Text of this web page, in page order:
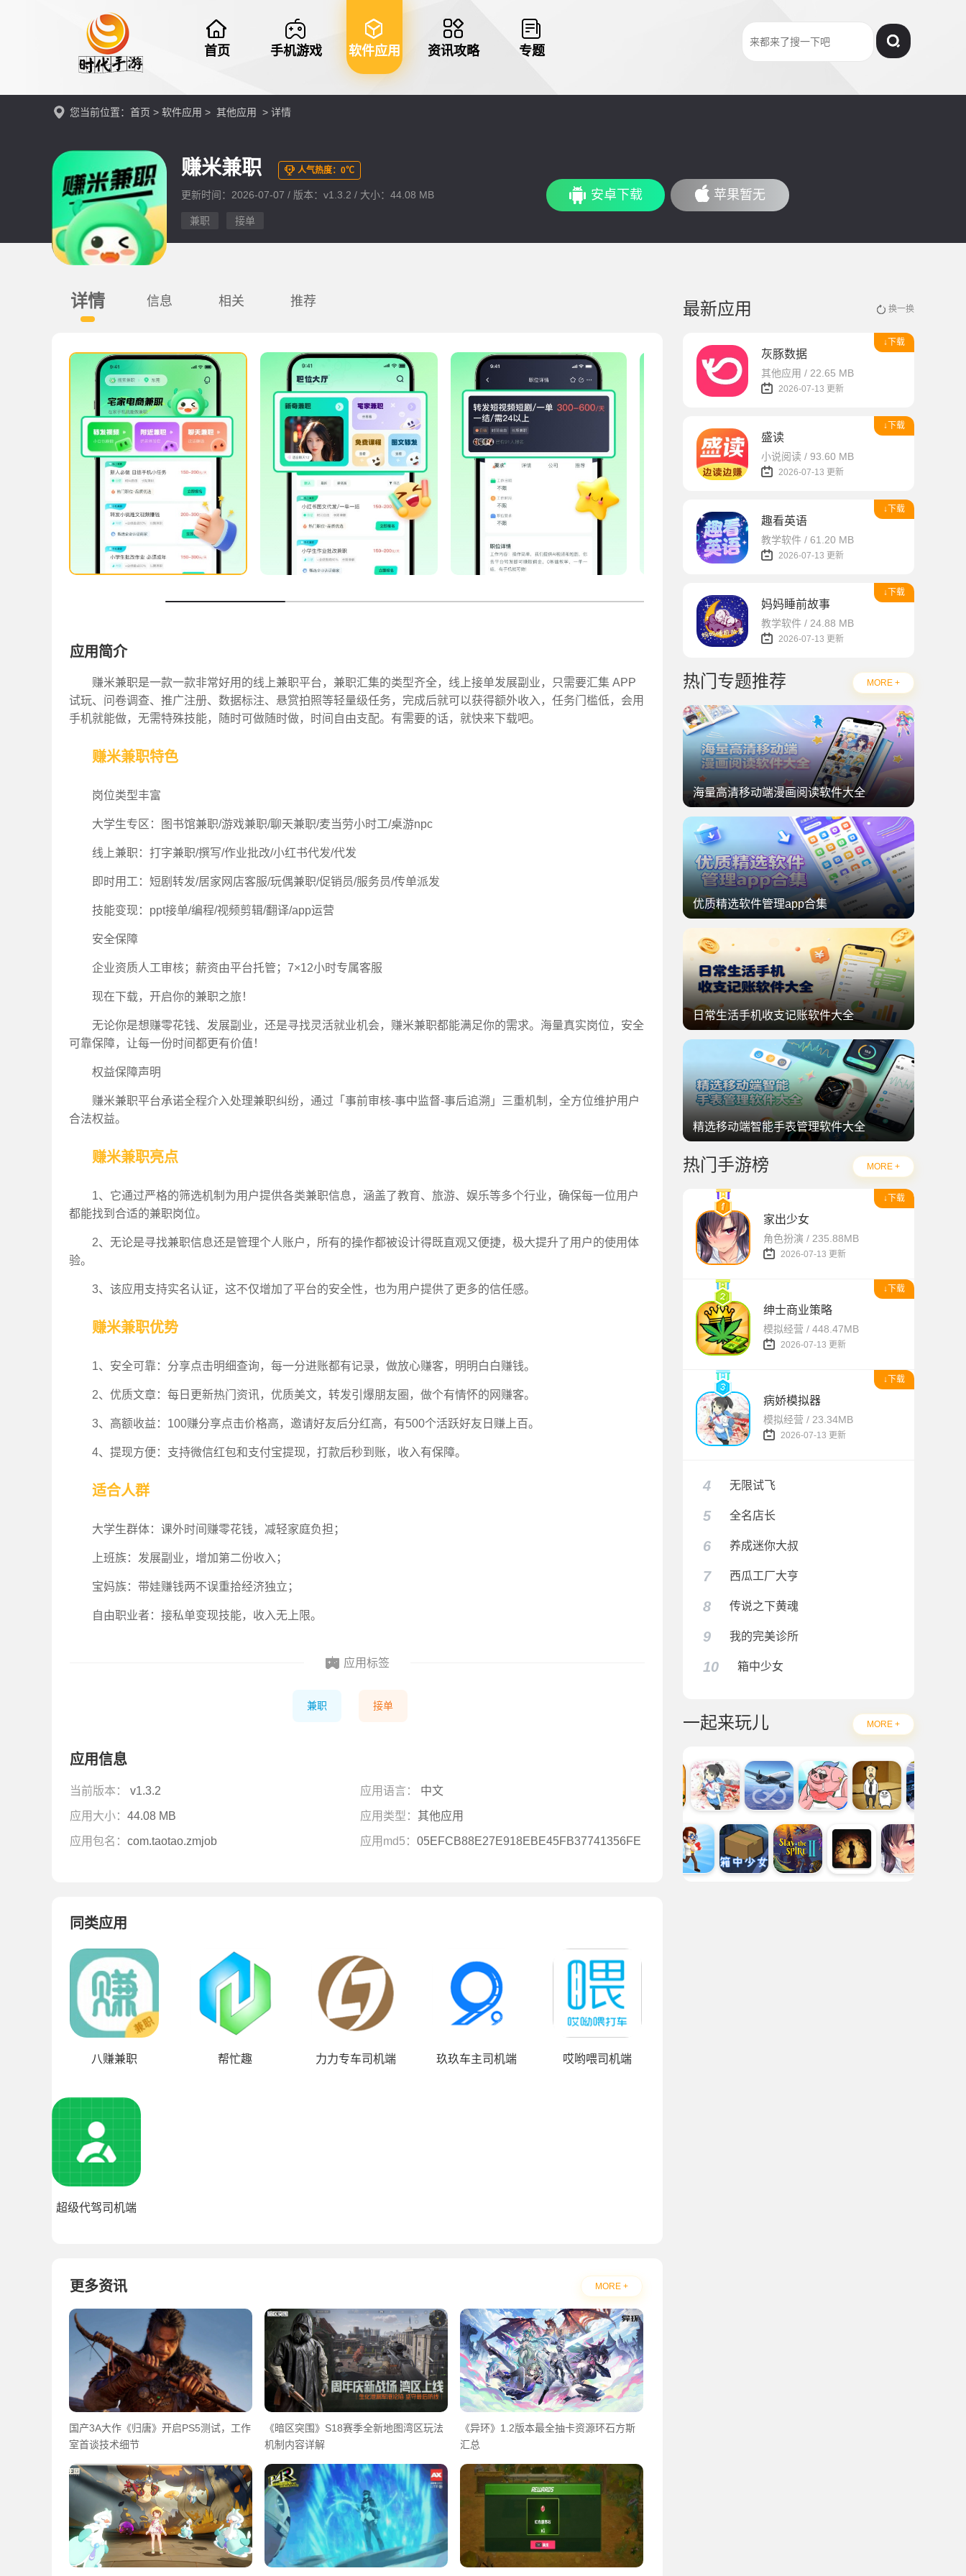
首页 手机游戏 软件应用 资讯攻略 专题
您当前位置： 首页 > 软件应用 > 其他应用 > 详情
赚米兼职 人气热度：0℃
更新时间：2026-07-07 / 版本：v1.3.2 / 大小：44.08 MB
兼职 接单
安卓下载 苹果暂无
详情 信息 相关 推荐
应用简介
赚米兼职是一款一款非常好用的线上兼职平台，兼职汇集的类型齐全，线上接单发展副业，只需要汇集 APP
试玩、问卷调查、推广注册、数据标注、悬赏拍照等轻量级任务，完成后就可以获得额外收入，任务门槛低，会用
手机就能做，无需特殊技能，随时可做随时做，时间自由支配。有需要的话，就快来下载吧。
赚米兼职特色
岗位类型丰富
大学生专区：图书馆兼职/游戏兼职/聊天兼职/麦当劳小时工/桌游npc
线上兼职：打字兼职/撰写/作业批改/小红书代发/代发
即时用工：短剧转发/居家网店客服/玩偶兼职/促销员/服务员/传单派发
技能变现：ppt接单/编程/视频剪辑/翻译/app运营
安全保障
企业资质人工审核；薪资由平台托管；7×12小时专属客服
现在下载，开启你的兼职之旅！
无论你是想赚零花钱、发展副业，还是寻找灵活就业机会，赚米兼职都能满足你的需求。海量真实岗位，安全
可靠保障，让每一份时间都更有价值！
权益保障声明
赚米兼职平台承诺全程介入处理兼职纠纷，通过「事前审核-事中监督-事后追溯」三重机制，全方位维护用户
合法权益。
赚米兼职亮点
1、它通过严格的筛选机制为用户提供各类兼职信息，涵盖了教育、旅游、娱乐等多个行业，确保每一位用户
都能找到合适的兼职岗位。
2、无论是寻找兼职信息还是管理个人账户，所有的操作都被设计得既直观又便捷，极大提升了用户的使用体
验。
3、该应用支持实名认证，这不仅增加了平台的安全性，也为用户提供了更多的信任感。
赚米兼职优势
1、安全可靠：分享点击明细查询，每一分进账都有记录，做放心赚客，明明白白赚钱。
2、优质文章：每日更新热门资讯，优质美文，转发引爆朋友圈，做个有情怀的网赚客。
3、高额收益：100赚分享点击价格高，邀请好友后分红高，有500个活跃好友日赚上百。
4、提现方便：支持微信红包和支付宝提现，打款后秒到账，收入有保障。
适合人群
大学生群体：课外时间赚零花钱，减轻家庭负担；
上班族：发展副业，增加第二份收入；
宝妈族：带娃赚钱两不误重拾经济独立；
自由职业者：接私单变现技能，收入无上限。
应用标签
兼职 接单
应用信息
当前版本： v1.3.2 应用语言： 中文
应用大小： 44.08 MB 应用类型： 其他应用
应用包名： com.taotao.zmjob 应用md5： 05EFCB88E27E918EBE45FB37741356FE
同类应用
八赚兼职 帮忙趣 力力专车司机端 玖玖车主司机端 哎哟喂司机端
超级代驾司机端
更多资讯 MORE +
国产3A大作《归唐》开启PS5测试，工作
室首谈技术细节
《暗区突围》S18赛季全新地图湾区玩法
机制内容详解
《异环》1.2版本最全抽卡资源环石方斯
汇总
最新应用 换一换
↓下载
灰豚数据
其他应用 / 22.65 MB
2026-07-13 更新
↓下载
盛读
小说阅读 / 93.60 MB
2026-07-13 更新
↓下载
趣看英语
教学软件 / 61.20 MB
2026-07-13 更新
↓下载
妈妈睡前故事
教学软件 / 24.88 MB
2026-07-13 更新
热门专题推荐 MORE +
海量高清移动端漫画阅读软件大全
优质精选软件管理app合集
日常生活手机收支记账软件大全
精选移动端智能手表管理软件大全
热门手游榜 MORE +
↓下载
家出少女
角色扮演 / 235.88MB
2026-07-13 更新
↓下载
绅士商业策略
模拟经营 / 448.47MB
2026-07-13 更新
↓下载
病娇模拟器
模拟经营 / 23.34MB
2026-07-13 更新
4 无限试飞
5 全名店长
6 养成迷你大叔
7 西瓜工厂大亨
8 传说之下黄魂
9 我的完美诊所
10 箱中少女
一起来玩儿 MORE +